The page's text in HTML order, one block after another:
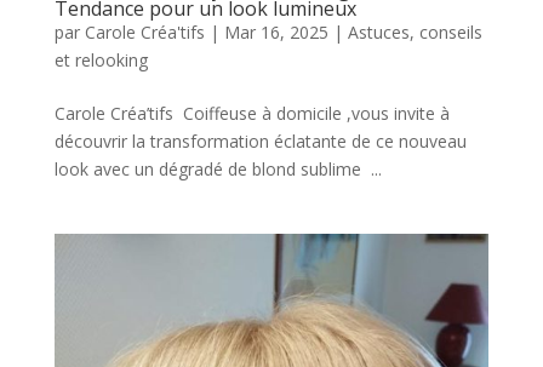
Tendance pour un look lumineux
par Carole Créa'tifs | Mar 16, 2025 | Astuces, conseils
et relooking
Carole Créa’tifs Coiffeuse à domicile ,vous invite à
découvrir la transformation éclatante de ce nouveau
look avec un dégradé de blond sublime ...